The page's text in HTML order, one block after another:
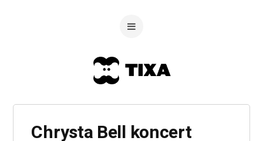
Chrysta Bell koncert